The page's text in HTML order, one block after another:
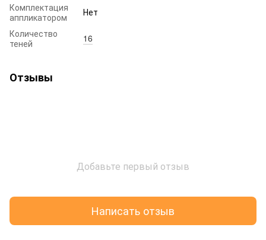
Комплектация
аппликатором
Нет
Количество
теней
16
Отзывы
Добавьте первый отзыв
Написать отзыв